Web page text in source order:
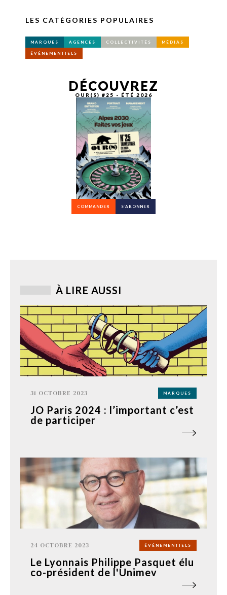
LES CATÉGORIES POPULAIRES
MARQUES AGENCES COLLECTIVITÉS MÉDIAS
ÉVÉNEMENTIELS
DÉCOUVREZ
OUR(S) #25 - ÉTÉ 2026
COMMANDER S’ABONNER
À LIRE AUSSI
31 OCTOBRE 2023 MARQUES
JO Paris 2024 : l’important c’est
de participer
24 OCTOBRE 2023 ÉVÉNEMENTIELS
Le Lyonnais Philippe Pasquet élu
co-président de l'Unimev